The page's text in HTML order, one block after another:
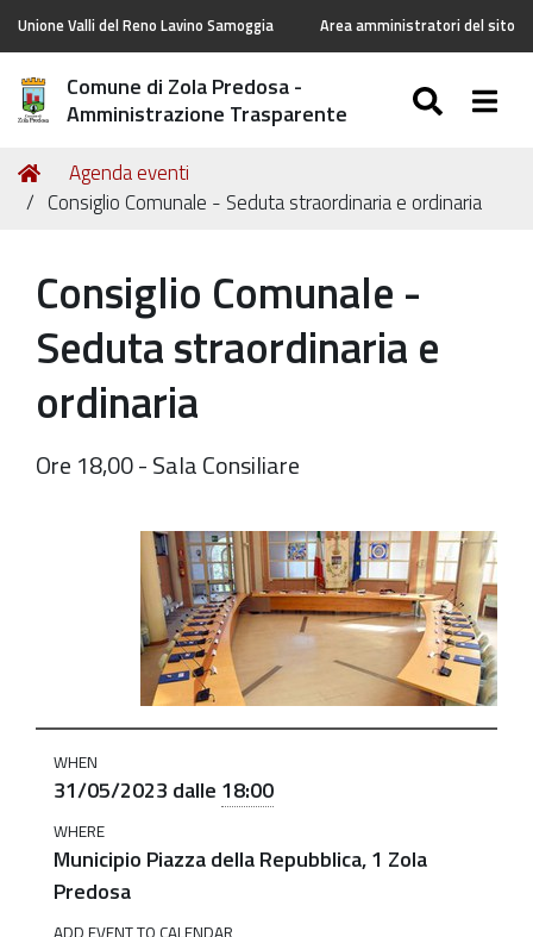
Unione Valli del Reno Lavino Samoggia Area amministratori del sito
Comune di Zola Predosa -
Amministrazione Trasparente
Tu
sei
Home
Agenda eventi
Consiglio Comunale - Seduta straordinaria e ordinaria
Consiglio Comunale -
Seduta straordinaria e
ordinaria
Ore 18,00 - Sala Consiliare
https://old.comune.zolapredosa.bo.it/events/onsiglio-
straordinaria-
31-
maggio-
2023
Consiglio
Comunale
WHEN
31/05/2023 dalle 18:00
WHERE
Municipio Piazza della Repubblica, 1 Zola
Predosa